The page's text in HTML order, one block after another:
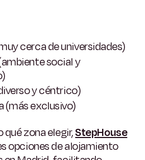
cerca de universidades)
social y
y céntrico)
(más exclusivo)
qué zona elegir,StepHouse
opciones de alojamiento